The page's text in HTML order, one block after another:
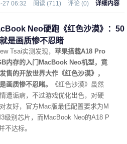
27 06:32 阅读 (711) 评论 (0) 详细内容
Neo硬跑《红色沙漠》：50
是画质惨不忍睹
Tsai实测发现， 苹果搭载A18 Pro
内存的入门MacBook Neo机型，竟
售的开放世界大作《红色沙漠》，
画质惨不忍睹。
《红色沙漠》虽然
遭诟病，不过游戏优化出色，对硬
友好，官方Mac版最低配置要求为M
级别芯片，而MacBook Neo的A18 P
不达标。